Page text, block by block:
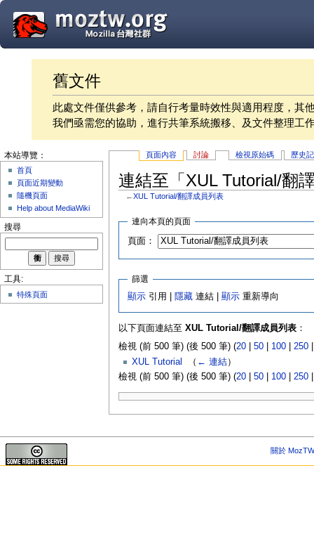
舊文件
此處文件僅供參考，請自行考量時效性與適用程度，其
我們亟需您的協助，進行共筆系統搬移、及文件整理工
頁面內容 討論 檢視原始碼 歷史
連結至「XUL Tutorial/翻
←XUL Tutorial/翻譯成員列表
連向本頁的頁面
頁面：
篩選
顯示 引用 | 隱藏 連結 |顯示 重新導向
以下頁面連結至 XUL Tutorial/翻譯成員列表：
檢視 (前 500 筆) (後 500 筆) (20| 50| 100| 250
XUL Tutorial
（ ← 連結）
檢視 (前 500 筆) (後 500 筆) (20| 50| 100| 250
本站導覽：
首頁
頁面近期變動
隨機頁面
Help about MediaWiki
搜尋
工具:
特殊頁面
關於